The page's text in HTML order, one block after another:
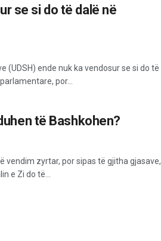
se si do të dalë në
(UDSH) ende nuk ka vendosur se si do të
por...
të Bashkohen?
vendim zyrtar, por sipas të gjitha gjasave,
e Zi do të...